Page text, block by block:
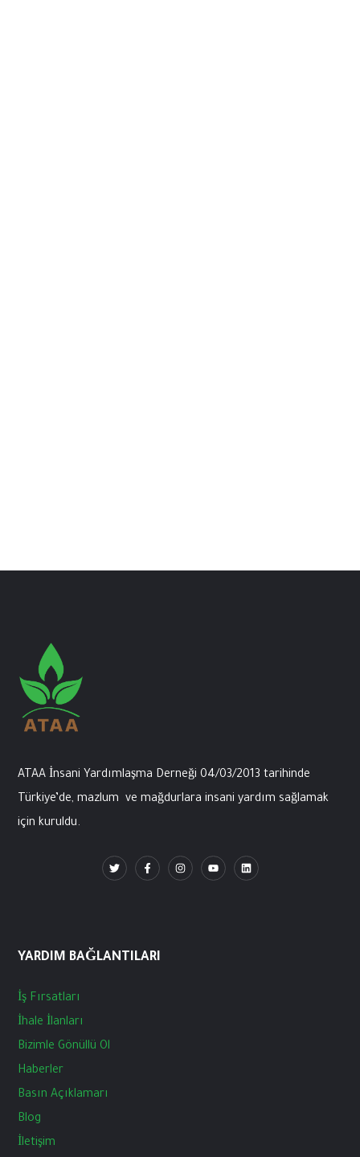
ATAA İnsani Yardımlaşma Derneği 04/03/2013tarihinde
Türkiye’de,mazlum ve mağdurlara insani yardım sağlamak
için kuruldu.
YARDIM BAĞLANTILARI
İş Fırsatları
İhale İlanları
Bizimle Gönüllü Ol
Haberler
Basın Açıklamarı
Blog
İletişim